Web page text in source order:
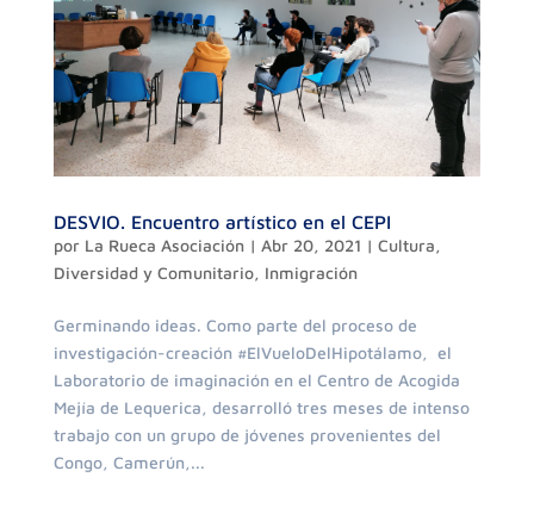
DESVIO. Encuentro artístico en el CEPI
por La Rueca Asociación| Abr 20, 2021 | Cultura,
Diversidad y Comunitario, Inmigración
Germinando ideas. Como parte del proceso de
investigación-creación #ElVueloDelHipotálamo, el
Laboratorio de imaginación en el Centro de Acogida
Mejía de Lequerica, desarrolló tres meses de intenso
trabajo con un grupo de jóvenes provenientes del
Congo, Camerún,...